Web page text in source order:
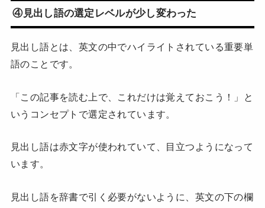
④見出し語の選定レベルが少し変わった
見出し語とは、英文の中でハイライトされている重要単
語のことです。
「この記事を読む上で、これだけは覚えておこう！」と
いうコンセプトで選定されています。
見出し語は赤文字が使われていて、目立つようになって
います。
見出し語を辞書で引く必要がないように、英文の下の欄